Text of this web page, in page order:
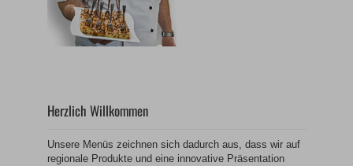
Herzlich Willkommen
Unsere Menüs zeichnen sich dadurch aus, dass wir auf
regionale Produkte und eine innovative Präsentation